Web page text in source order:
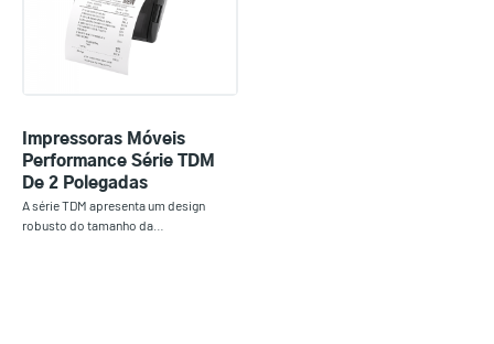
Impressoras Móveis
Performance Série TDM
De 2 Polegadas
A série TDM apresenta um design
robusto do tamanho da…